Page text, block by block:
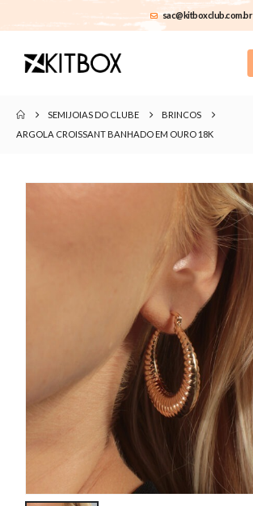
sac@kitboxclub.com.br
SEMIJOIAS DO CLUBE
BRINCOS
ARGOLA CROISSANT BANHADO EM OURO 18K